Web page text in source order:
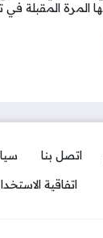
المرة المقبلة في
اتصل بنا
اتفاقية